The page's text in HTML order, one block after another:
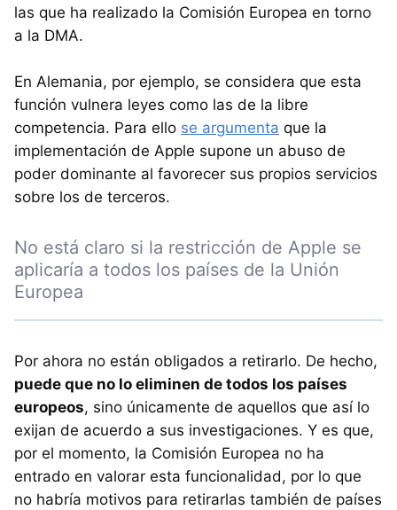
las que ha realizado la Comisión Europea en torno
a la DMA.
En Alemania, por ejemplo, se considera que esta
función vulnera leyes como las de la libre
competencia. Para ello se argumenta que la
implementación de Apple supone un abuso de
poder dominante al favorecer sus propios servicios
sobre los de terceros.
No está claro si la restricción de Apple se
aplicaría a todos los países de la Unión
Europea
Por ahora no están obligados a retirarlo. De hecho,
puede que no lo eliminen de todos los países
europeos, sino únicamente de aquellos que así lo
exijan de acuerdo a sus investigaciones. Y es que,
por el momento, la Comisión Europea no ha
entrado en valorar esta funcionalidad, por lo que
no habría motivos para retirarlas también de países